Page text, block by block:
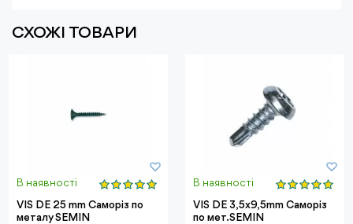
СХОЖІ ТОВАРИ
В наявності
VIS DE 25 mm Саморіз по
металу SEMIN
В наявності
VIS DE 3,5х9,5mm Саморіз
по мет.SEMIN